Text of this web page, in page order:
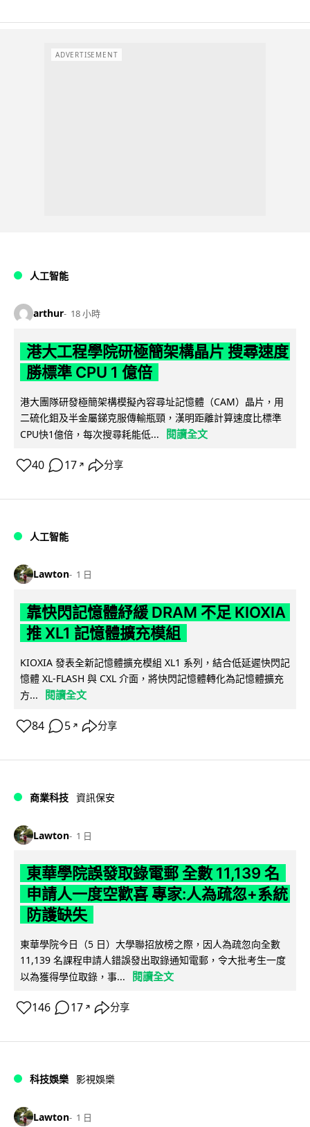
ADVERTISEMENT
人工智能
arthur 18 小時
港大工程學院研極簡架構晶片 搜尋速度
勝標準 CPU 1 億倍
港大團隊研發極簡架構模擬內容尋址記憶體（CAM）晶片，用
二硫化鉬及半金屬銻克服傳輸瓶頸，漢明距離計算速度比標準
CPU快1億倍，每次搜尋耗能低...
閱讀全文
40 17 ↗ 分享
人工智能
Lawton 1 日
靠快閃記憶體紓緩 DRAM 不足 KIOXIA
推 XL1 記憶體擴充模組
KIOXIA 發表全新記憶體擴充模組 XL1 系列，結合低延遲快閃記
憶體 XL-FLASH 與 CXL 介面，將快閃記憶體轉化為記憶體擴充
方...
閱讀全文
84 5 ↗ 分享
商業科技 資訊保安
Lawton 1 日
東華學院誤發取錄電郵 全數 11,139 名
申請人一度空歡喜 專家:人為疏忽+系統
防護缺失
東華學院今日（5 日）大學聯招放榜之際，因人為疏忽向全數
11,139 名課程申請人錯誤發出取錄通知電郵，令大批考生一度
以為獲得學位取錄，事...
閱讀全文
146 17 ↗ 分享
科技娛樂 影視娛樂
Lawton 1 日